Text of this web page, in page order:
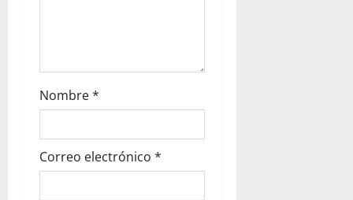
a
d
a
s
Nombre*
Correo electrónico *